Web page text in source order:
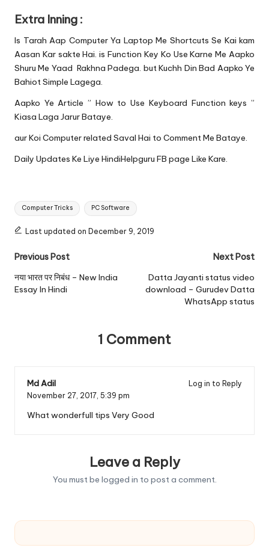
Extra Inning :
Is Tarah Aap Computer Ya Laptop Me Shortcuts Se Kai kam
Aasan Kar sakte Hai. is Function Key Ko Use Karne Me Aapko
Shuru Me Yaad Rakhna Padega. but Kuchh Din Bad Aapko Ye
Bahiot Simple Lagega.
Aapko Ye Article ” How to Use Keyboard Function keys ”
Kiasa Laga Jarur Bataye.
aur Koi Computer related Saval Hai to Comment Me Bataye.
Daily Updates Ke Liye HindiHelpguru FB page Like Kare.
Tags:
Computer Tricks PC Software
Last updated on December 9, 2019
Post
navigation
Previous Post
नया भारत पर निबंध – New India
Essay In Hindi
Next Post
Datta Jayanti status video
download – Gurudev Datta
WhatsApp status
1 Comment
Md Adil
Log in to Reply
November 27, 2017, 5:39 pm
What wonderfull tips Very Good
Leave a Reply
You must be logged in to post a comment.